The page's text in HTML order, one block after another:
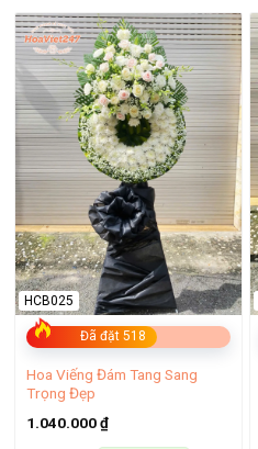
Đã đặt 518
HCB025
Hoa Viếng Đám Tang Sang
Trọng Đẹp
1.040.000₫